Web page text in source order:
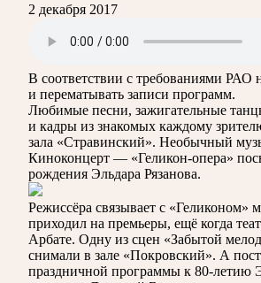
2 декабря 2017
В соответствии с требованиями РАО
и перематывать записи программ.
Любимые песни, зажигательные
и кадры из знакомых каждому
зала «Стравинский». Необычный
Киноконцерт — «Геликон-опера»
рождения Эльдара Рязанова.
Режиссёра связывает с «Геликоном»
приходил на премьеры, ещё когда
Арбате. Одну из сцен «Забытой
снимали в зале «Покровский». А
праздничной программы к 80-летию